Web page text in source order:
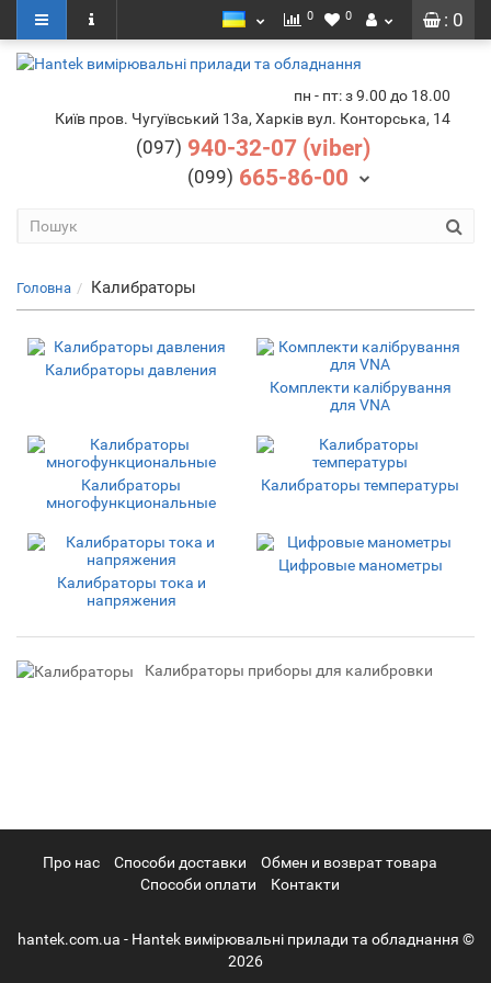
: 0
0 0
пн - пт: з 9.00 до 18.00
Київ пров. Чугуївський 13а, Харків вул. Конторська, 14
(097) 940-32-07 (viber)
(099) 665-86-00
Головна Калибраторы
Калибраторы давления
Комплекти калібрування
для VNA
Калибраторы
многофункциональные
Калибраторы температуры
Калибраторы тока и
напряжения
Цифровые манометры
Калибраторы приборы для калибровки
Про нас Cпособи доставки
Обмен и возврат товара
Способи оплати
Контакти
hantek.com.ua - Hantek вимірювальні прилади та обладнання ©
2026